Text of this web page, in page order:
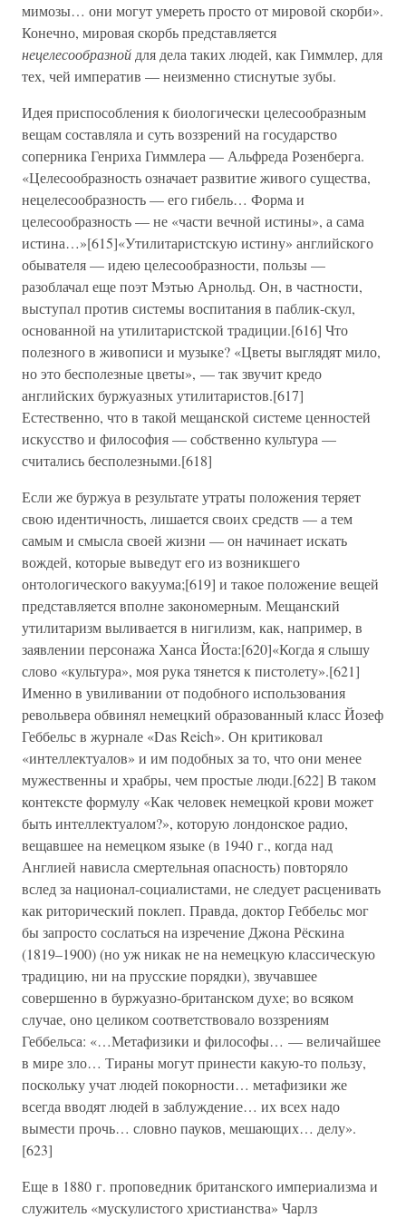
мимозы… они могут умереть просто от мировой скорби».
Конечно, мировая скорбь представляется
нецелесообразной для дела таких людей, как Гиммлер, для
тех, чей императив — неизменно стиснутые зубы.
Идея приспособления к биологически целесообразным
вещам составляла и суть воззрений на государство
соперника Генриха Гиммлера — Альфреда Розенберга.
«Целесообразность означает развитие живого существа,
нецелесообразность — его гибель… Форма и
целесообразность — не «части вечной истины», а сама
истина…»[615]«Утилитаристскую истину» английского
обывателя — идею целесообразности, пользы —
разоблачал еще поэт Мэтью Арнольд. Он, в частности,
выступал против системы воспитания в паблик-скул,
основанной на утилитаристской традиции.[616] Что
полезного в живописи и музыке? «Цветы выглядят мило,
но это бесполезные цветы», — так звучит кредо
английских буржуазных утилитаристов.[617]
Естественно, что в такой мещанской системе ценностей
искусство и философия — собственно культура —
считались бесполезными.[618]
Если же буржуа в результате утраты положения теряет
свою идентичность, лишается своих средств — а тем
самым и смысла своей жизни — он начинает искать
вождей, которые выведут его из возникшего
онтологического вакуума;[619] и такое положение вещей
представляется вполне закономерным. Мещанский
утилитаризм выливается в нигилизм, как, например, в
заявлении персонажа Ханса Йоста:[620]«Когда я слышу
слово «культура», моя рука тянется к пистолету».[621]
Именно в увиливании от подобного использования
револьвера обвинял немецкий образованный класс Йозеф
Геббельс в журнале «Das Reich». Он критиковал
«интеллектуалов» и им подобных за то, что они менее
мужественны и храбры, чем простые люди.[622] В таком
контексте формулу «Как человек немецкой крови может
быть интеллектуалом?», которую лондонское радио,
вещавшее на немецком языке (в 1940 г., когда над
Англией нависла смертельная опасность) повторяло
вслед за национал-социалистами, не следует расценивать
как риторический поклеп. Правда, доктор Геббельс мог
бы запросто сослаться на изречение Джона Рёскина
(1819–1900) (но уж никак не на немецкую классическую
традицию, ни на прусские порядки), звучавшее
совершенно в буржуазно-британском духе; во всяком
случае, оно целиком соответствовало воззрениям
Геббельса: «…Метафизики и философы… — величайшее
в мире зло… Тираны могут принести какую-то пользу,
поскольку учат людей покорности… метафизики же
всегда вводят людей в заблуждение… их всех надо
вымести прочь… словно пауков, мешающих… делу».
[623]
Еще в 1880 г. проповедник британского империализма и
служитель «мускулистого христианства» Чарлз